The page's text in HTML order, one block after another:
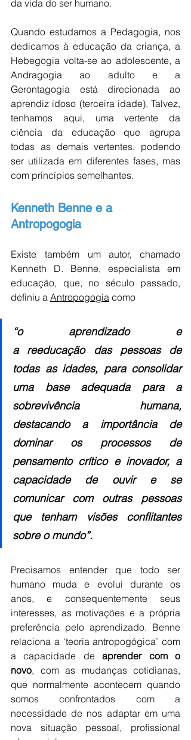
da vida do ser humano.
Quando estudamos a Pedagogia, nos
dedicamos à educação da criança, a
Hebegogia volta-se ao adolescente, a
Andragogia ao adulto e a
Gerontagogia está direcionada ao
aprendiz idoso (terceira idade). Talvez,
tenhamos aqui, uma vertente da
ciência da educação que agrupa
todas as demais vertentes, podendo
ser utilizada em diferentes fases, mas
com princípios semelhantes.
Kenneth Benne e a
Antropogogia
Existe também um autor, chamado
Kenneth D. Benne, especialista em
educação, que, no século passado,
definiu a Antropogogia como
“o aprendizado e
a reeducação das pessoas de
todas as idades, para consolidar
uma base adequada para a
sobrevivência humana,
destacando a importância de
dominar os processos de
pensamento crítico e inovador, a
capacidade de ouvir e se
comunicar com outras pessoas
que tenham visões conflitantes
sobre o mundo”.
Precisamos entender que todo ser
humano muda e evolui durante os
anos, e consequentemente seus
interesses, as motivações e a própria
preferência pelo aprendizado. Benne
relaciona a ‘teoria antropogógica’ com
a capacidade de aprender com o
novo, com as mudanças cotidianas,
que normalmente acontecem quando
somos confrontados com a
necessidade de nos adaptar em uma
nova situação pessoal, profissional